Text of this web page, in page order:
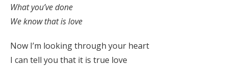
What you’ve done
We know that is love
Now I’m looking through your heart
I can tell you that it is true love